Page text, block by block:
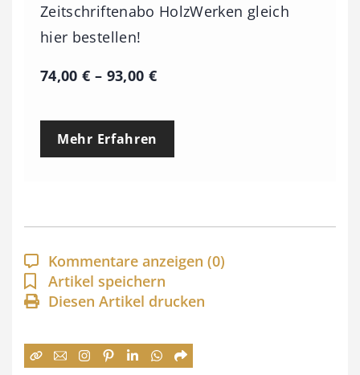
Zeitschriftenabo HolzWerken gleich
hier bestellen!
74,00€ – 93,00 €P
e
p
a
n
n
:
Mehr Erfahren
Kommentare anzeigen (0)
Artikel speichern
Diesen Artikel drucken